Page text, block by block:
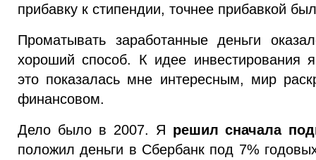
прибавку к стипендии, точнее прибавкой
Проматывать заработанные деньги
хороший способ. К идее инвестирования
это показалась мне интересным, мир
финансовом.
Дело было в 2007. Я решил сначала
положил деньги в Сбербанк под 7%